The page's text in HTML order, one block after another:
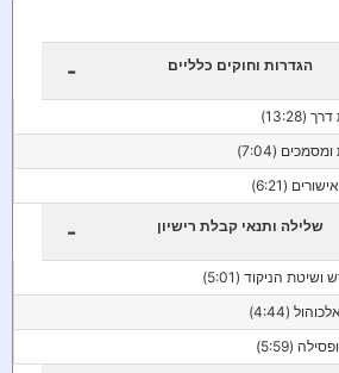
הגדרות וחוקים כלליים -
(13:28)
(7:04)
(6:21)
שלילה ותנאי קבלת רישיון -
הניקוד (5:01)
(4:44)
(5:59)